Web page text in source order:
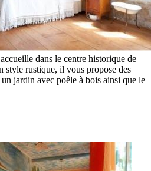
dans le centre historique de
style rustique, il vous propose des
jardin avec poêle à bois ainsi que le